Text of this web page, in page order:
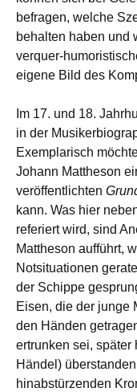
befragen, welche
behalten haben und
verquer-
eigene Bild des
Im 17. und 18.
in der
Exemplarisch
Johann Mattheson
veröffentlichten
kann. Was hier
referiert wird, sind
Mattheson aufführt,
Notsituationen
der Schippe
Eisen, die der junge
den Händen
ertrunken sei, später
Händel)
hinabstürzenden